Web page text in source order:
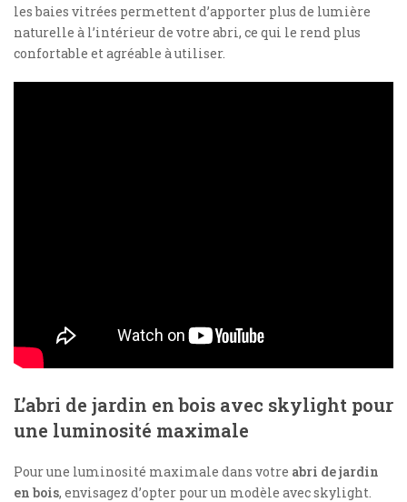
les baies vitrées permettent d’apporter plus de lumière
naturelle à l’intérieur de votre abri, ce qui le rend plus
confortable et agréable à utiliser.
L’abri de jardin en bois avec skylight pour
une luminosité maximale
Pour une luminosité maximale dans votre abri de jardin
en bois, envisagez d’opter pour un modèle avec skylight.